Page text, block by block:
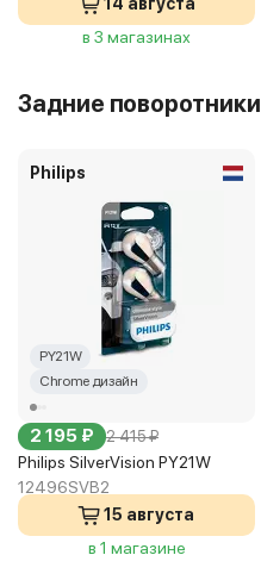
в 3 магазинах
Задние поворотники
Philips
PY21W
Chrome дизайн
2 195 ₽ 2 415 ₽
Philips SilverVision PY21W
12496SVB2
15 августа
в 1 магазине